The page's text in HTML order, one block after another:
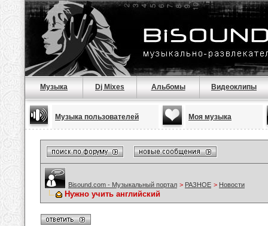
Музыка Dj Mixes Альбомы Видеоклипы
Музыка пользователей Моя музыка
Bisound.com - Музыкальный портал > РАЗНОЕ > Новости
Нужно учить английский